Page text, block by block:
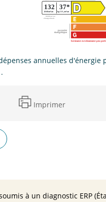
annuelles d'énergie
Imprimer
à un diagnostic ERP